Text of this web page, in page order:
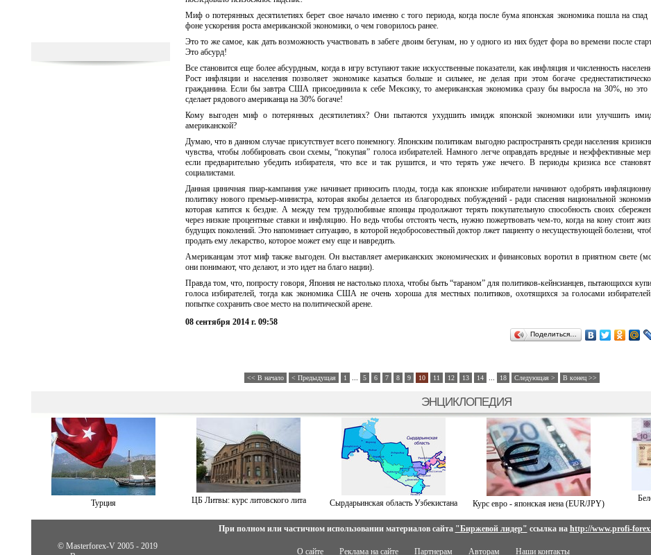
Миф о потерянных десятилетиях берет свое начало именно с того периода, когда после бума японская экономика пошла на спад
фоне ускорения роста американской экономики, о чем говорилось ранее.
Это то же самое, как дать возможность участвовать в забеге двоим бегунам, но у одного из них будет фора во времени после
Это абсурд!
Все становится еще более абсурдным, когда в игру вступают такие искусственные показатели, как инфляция и численность
Рост инфляции и населения позволяет экономике казаться больше и сильнее, не делая при этом богаче
гражданина. Если бы завтра США присоединила к себе Мексику, то американская экономика сразу бы выросла на 30%, но это
сделает рядового американца на 30% богаче!
Кому выгоден миф о потерянных десятилетиях? Они пытаются ухудшить имидж японской экономики или улучшить
американской?
Думаю, что в данном случае присутствует всего понемногу. Японским политикам выгодно распространять среди населения
чувства, чтобы лоббировать свои схемы, “покупая” голоса избирателей. Намного легче оправдать вредные и неэффективные
если предварительно убедить избирателя, что все и так рушится, и что терять уже нечего. В периоды кризиса все
социалистами.
Данная циничная пиар-кампания уже начинает приносить плоды, тогда как японские избиратели начинают одобрять
политику нового премьер-министра, которая якобы делается из благородных побуждений - ради спасения национальной
которая катится к бездне. А между тем трудолюбивые японцы продолжают терять покупательную способность своих
через низкие процентные ставки и инфляцию. Но ведь чтобы отстоять честь, нужно пожертвовать чем-то, когда на кону стоит
будущих поколений. Это напоминает ситуацию, в которой недобросовестный доктор лжет пациенту о несуществующей болезни,
продать ему лекарство, которое может ему еще и навредить.
Американцам этот миф также выгоден. Он выставляет американских экономических и финансовых воротил в приятном свете
они понимают, что делают, и это идет на благо нации).
Правда том, что, попросту говоря, Япония не настолько плоха, чтобы быть “тараном” для политиков-кейнсианцев, пытающихся
голоса избирателей, тогда как экономика США не очень хороша для местных политиков, охотящихся за голосами
попытке сохранить свое место на политической арене.
08 сентября 2014 г. 09:58
Поделиться…
<< В начало < Предыдущая 1 5 6 7 8 9 10 11 12 13 14 18 Следующая > В конец >>
ЭНЦИКЛОПЕДИЯ
Турция ЦБ Литвы: курс литовского лита Сырдарьинская область Узбекистана Курс евро - японская иена (EUR/JPY)
При полном или частичном использовании материалов сайта "Биржевой лидер" ссылка на http://www.profi-
© Masterforex-V 2005 - 2019
О сайте Реклама на сайте Партнерам Авторам Наши контакты